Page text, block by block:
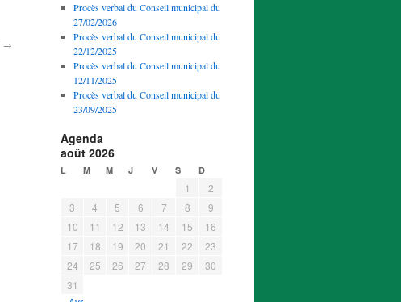
→
Procès verbal du Conseil municipal du
27/02/2026
Procès verbal du Conseil municipal du
22/12/2025
Procès verbal du Conseil municipal du
12/11/2025
Procès verbal du Conseil municipal du
23/09/2025
Agenda
août 2026
L M M J V S D
1
2
3
4 5 6 7 8
9
10
11 12 13 14 15
16
17
18 19 20 21 22
23
24
25 26 27 28 29
30
31